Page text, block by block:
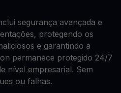
segurança avançada e
protegendo os
e garantindo a
permanece protegido 24/7
nível empresarial. Sem
ou falhas.